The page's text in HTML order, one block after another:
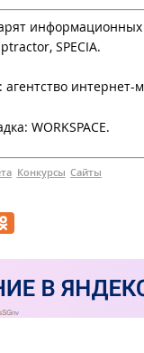
SPECIA.
интернет-
WORKSPACE.
Конкурсы Сайты